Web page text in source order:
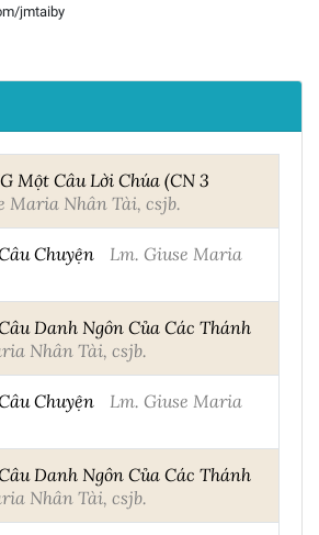
jmtaiby
Một Câu Lời Chúa (CN 3
Maria Nhân Tài, csjb.
Chuyện
Lm. Giuse Maria
Danh Ngôn Của Các Thánh
Nhân Tài, csjb.
Chuyện
Lm. Giuse Maria
Danh Ngôn Của Các Thánh
Nhân Tài, csjb.